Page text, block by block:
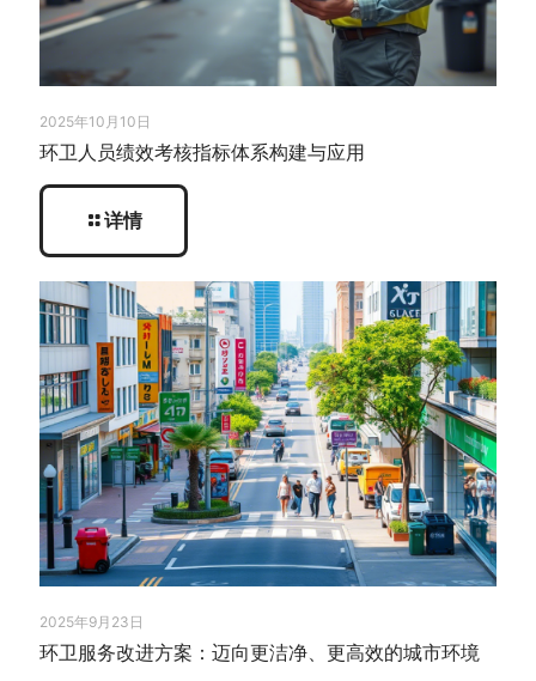
2025年10月10日
环卫人员绩效考核指标体系构建与应用
详情
2025年9月23日
环卫服务改进方案：迈向更洁净、更高效的城市环境